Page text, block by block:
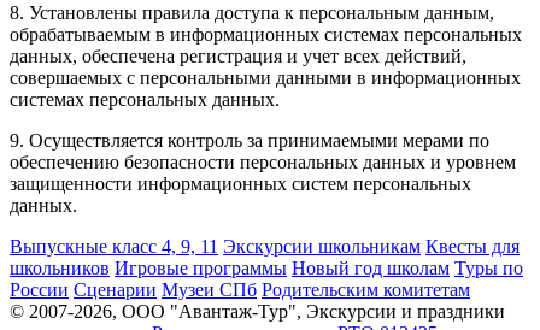
8. Установлены правила доступа к персональным данным,
обрабатываемым в информационных системах персональных
данных, обеспечена регистрация и учет всех действий,
совершаемых с персональными данными в информационных
системах персональных данных.
9. Осуществляется контроль за принимаемыми мерами по
обеспечению безопасности персональных данных и уровнем
защищенности информационных систем персональных
данных.
Выпускные класс 4, 9, 11 Экскурсии школьникам Квесты для
школьников Игровые программы Новый год школам Туры по
России Сценарии Музеи СПб Родительским комитетам
© 2007-2026, ООО "Авантаж-Тур", Экскурсии и праздники